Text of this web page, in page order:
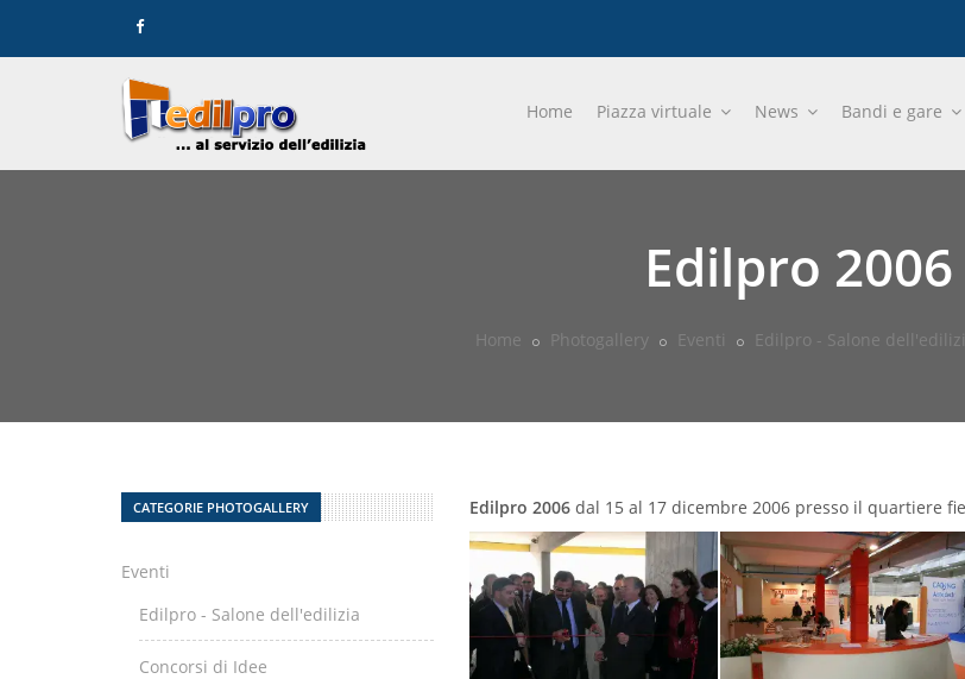
Home Piazza virtuale News Bandi e gare
Edilpro 2006
Home Photogallery Eventi Edilpro - Salone
Edilpro 2006dal 15 al 17 dicembre 2006 presso il quartiere
CATEGORIE PHOTOGALLERY
Eventi
Edilpro - Salone dell'edilizia
Concorsi di Idee